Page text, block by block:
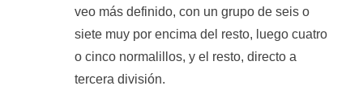
veo más definido, con un grupo de seis o
siete muy por encima del resto, luego cuatro
o cinco normalillos, y el resto, directo a
tercera división.